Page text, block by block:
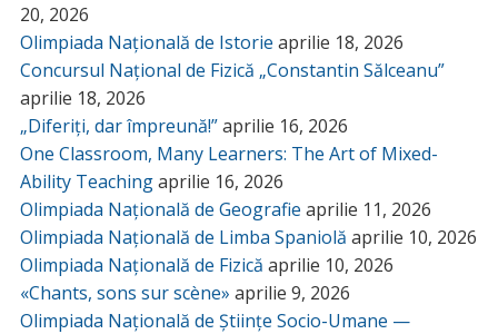
20, 2026
Olimpiada Națională de Istorie aprilie 18, 2026
Concursul Național de Fizică „Constantin Sălceanu”
aprilie 18, 2026
„Diferiți, dar împreună!”aprilie 16, 2026
One Classroom, Many Learners: The Art of Mixed-
Ability Teachingaprilie 16, 2026
Olimpiada Națională de Geografie aprilie 11, 2026
Olimpiada Națională de Limba Spaniolă aprilie 10, 2026
Olimpiada Națională de Fizică aprilie 10, 2026
«Chants, sons sur scène» aprilie 9, 2026
Olimpiada Națională de Științe Socio-Umane —